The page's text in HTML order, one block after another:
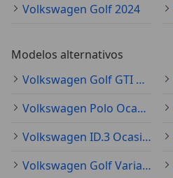
Volkswagen Golf 2024
Modelos alternativos
Volkswagen Golf GTI Ocasión
Volkswagen Polo Ocasión
Volkswagen ID.3 Ocasión
Volkswagen Golf Variant Ocasión